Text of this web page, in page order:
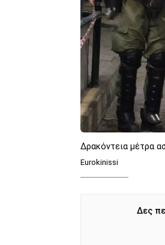
Δρακόντεια μέτρα
Eurokinissi
Δες